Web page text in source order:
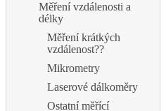
Měření vzdálenosti a
délky
Měření krátkých
vzdálenost??
Mikrometry
Laserové dálkoměry
Ostatní měřící